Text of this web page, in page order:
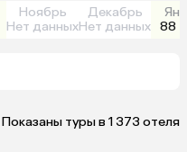
Ноябрь
Нет данных
Декабрь
Нет данных 88
Показаны туры в 1 373 отеля